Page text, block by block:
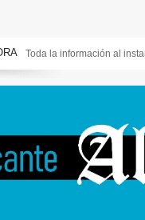
la información al instante en